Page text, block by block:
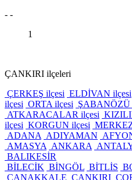
- -
1
ÇANKIRI ilçeleri
ÇERKEŞ ilçesi ELDİVAN ilçesi
ilçesi ORTA ilçesi ŞABANÖZÜ
ATKARACALAR ilçesi
ilçesi KORGUN ilçesi
ADANA ADIYAMAN
AMASYA ANKARA
BALIKESİR
BİLECİK BİNGÖL BİTLİS
ÇANAKKALE ÇANKIRI